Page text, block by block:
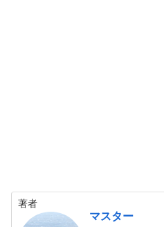
著者
マスター